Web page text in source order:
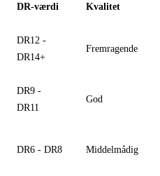
DR-værdi Kvalitet
DR12 -
DR14+
Fremragende
DR9 -
DR11
God
DR6 - DR8 Middelmådig